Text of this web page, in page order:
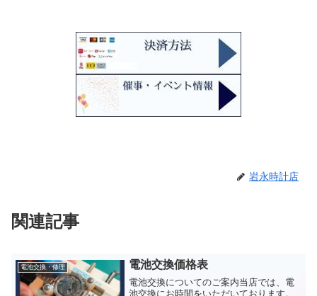
岩永時計店
関連記事
電池交換・修理 電池交換価格表
電池交換についてのご案内当店では、電
池交換にお時間をいただいております。